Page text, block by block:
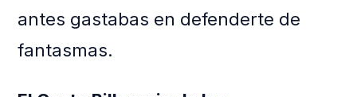
antes gastabas en defenderte de
fantasmas.